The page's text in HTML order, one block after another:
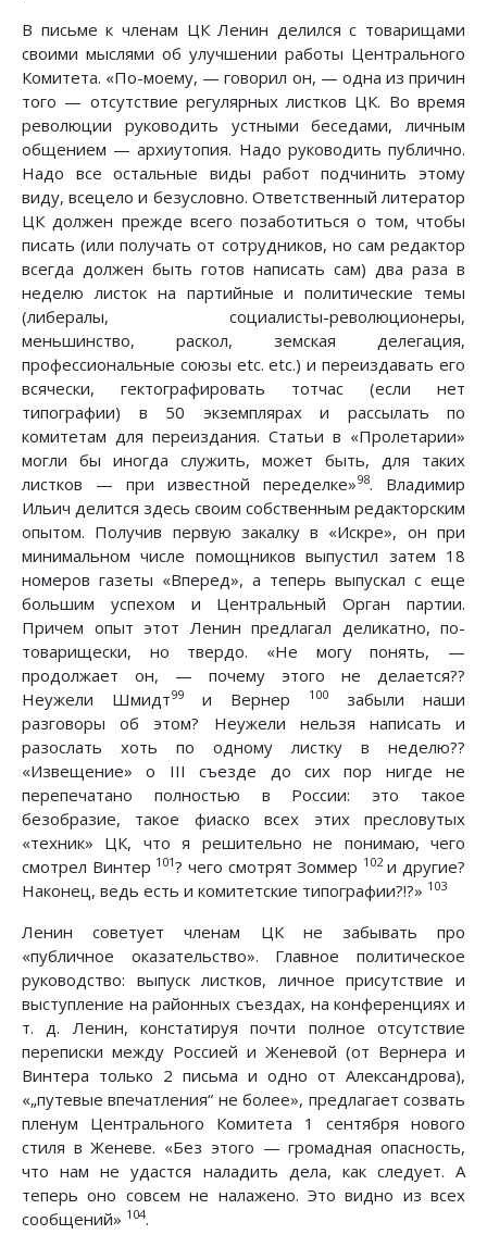
В письме к членам ЦК Ленин делился с товарищами
своими мыслями об улучшении работы Центрального
Комитета. «По-моему, — говорил он, — одна из причин
того — отсутствие регулярных листков ЦК. Во время
революции руководить устными беседами, личным
общением — архиутопия. Надо руководить публично.
Надо все остальные виды работ подчинить этому
виду, всецело и безусловно. Ответственный литератор
ЦК должен прежде всего позаботиться о том, чтобы
писать (или получать от сотрудников, но сам редактор
всегда должен быть готов написать сам) два раза в
неделю листок на партийные и политические темы
(либералы, социалисты-революционеры,
меньшинство, раскол, земская делегация,
профессиональные союзы etc. etc.) и переиздавать его
всячески, гектографировать тотчас (если нет
типографии) в 50 экземплярах и рассылать по
комитетам для переиздания. Статьи в «Пролетарии»
могли бы иногда служить, может быть, для таких
листков — при известной переделке»98. Владимир
Ильич делится здесь своим собственным редакторским
опытом. Получив первую закалку в «Искре», он при
минимальном числе помощников выпустил затем 18
номеров газеты «Вперед», а теперь выпускал с еще
большим успехом и Центральный Орган партии.
Причем опыт этот Ленин предлагал деликатно, по-
товарищески, но твердо. «Не могу понять, —
продолжает он, — почему этого не делается??
Неужели Шмидт99 и Вернер 100
забыли наши
разговоры об этом? Неужели нельзя написать и
разослать хоть по одному листку в неделю??
«Извещение» о III съезде до сих пор нигде не
перепечатано полностью в России: это такое
безобразие, такое фиаско всех этих пресловутых
«техник» ЦК, что я решительно не понимаю, чего
смотрел Винтер 101? чего смотрят Зоммер 102и другие?
Наконец, ведь есть и комитетские типографии?!?» 103
Ленин советует членам ЦК не забывать про
«публичное оказательство». Главное политическое
руководство: выпуск листков, личное присутствие и
выступление на районных съездах, на конференциях и
т. д. Ленин, констатируя почти полное отсутствие
переписки между Россией и Женевой (от Вернера и
Винтера только 2 письма и одно от Александрова),
«„путевые впечатления“ не более», предлагает созвать
пленум Центрального Комитета 1 сентября нового
стиля в Женеве. «Без этого — громадная опасность,
что нам не удастся наладить дела, как следует. А
теперь оно совсем не налажено. Это видно из всех
сообщений» 104.